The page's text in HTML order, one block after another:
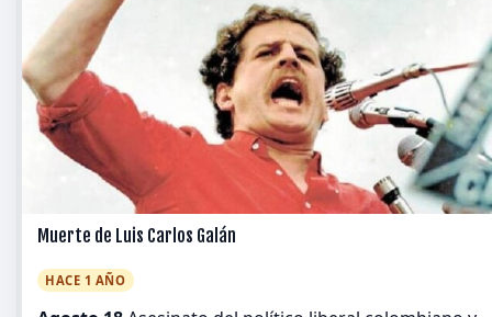
Muerte de Luis Carlos Galán
HACE 1 AÑO